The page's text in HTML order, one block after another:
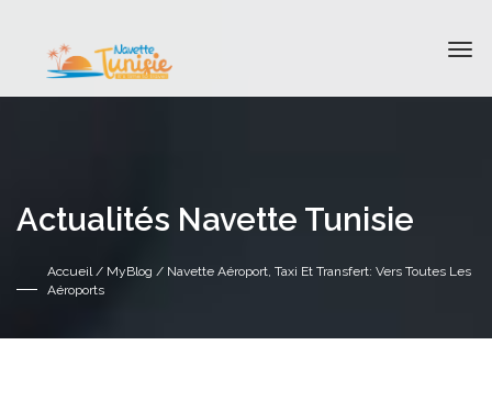
Actualités Navette Tunisie
Accueil/ MyBlog / Navette Aéroport, Taxi Et Transfert: Vers Toutes Les
Aéroports